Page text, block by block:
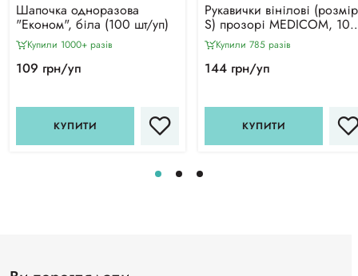
Шапочка одноразова
"Економ", біла (100 шт/уп)
Купили 1000+ разiв
109 грн/уп
КУПИТИ
Рукавички вінілові (розмір
S) прозорі MEDICOM, 100
штКупили 785 разiв
144 грн/уп
КУПИТИ